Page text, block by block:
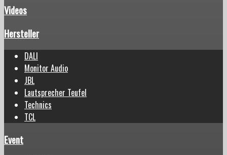
Videos
Hersteller
DALI
Monitor Audio
JBL
Lautsprecher Teufel
Technics
TCL
Event